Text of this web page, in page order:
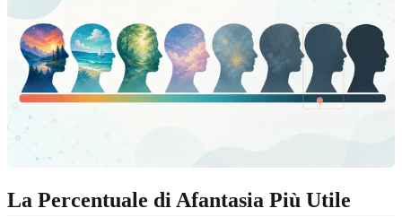
La Percentuale di Afantasia Più Utile